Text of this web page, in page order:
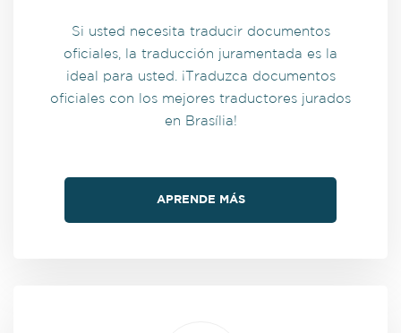
Si usted necesita traducir documentos
oficiales, la traducción juramentada es la
ideal para usted. ¡Traduzca documentos
oficiales con los mejores traductores jurados
en Brasília!
APRENDE MÁS